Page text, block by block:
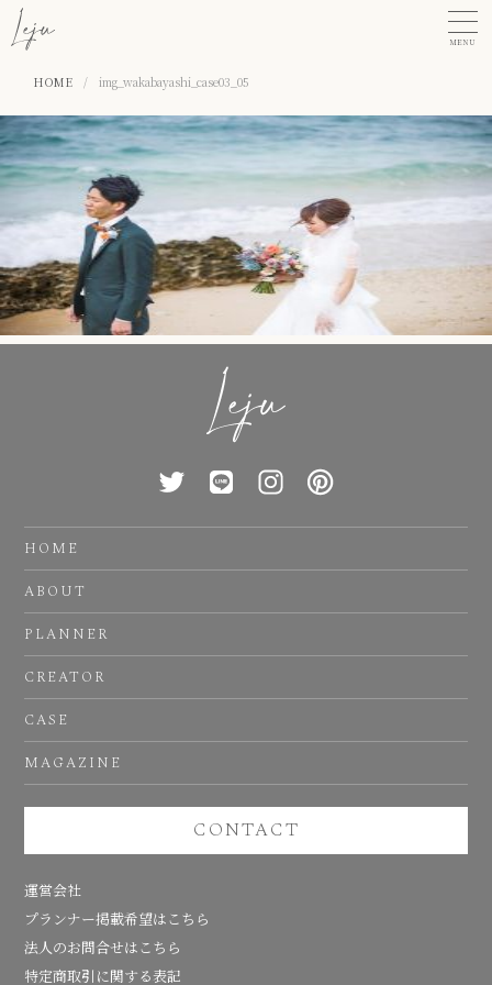
MENU
HOME / img_wakabayashi_case03_05
HOME
ABOUT
PLANNER
CREATOR
CASE
MAGAZINE
CONTACT
運営会社
プランナー掲載希望はこちら
法人のお問合せはこちら
特定商取引に関する表記